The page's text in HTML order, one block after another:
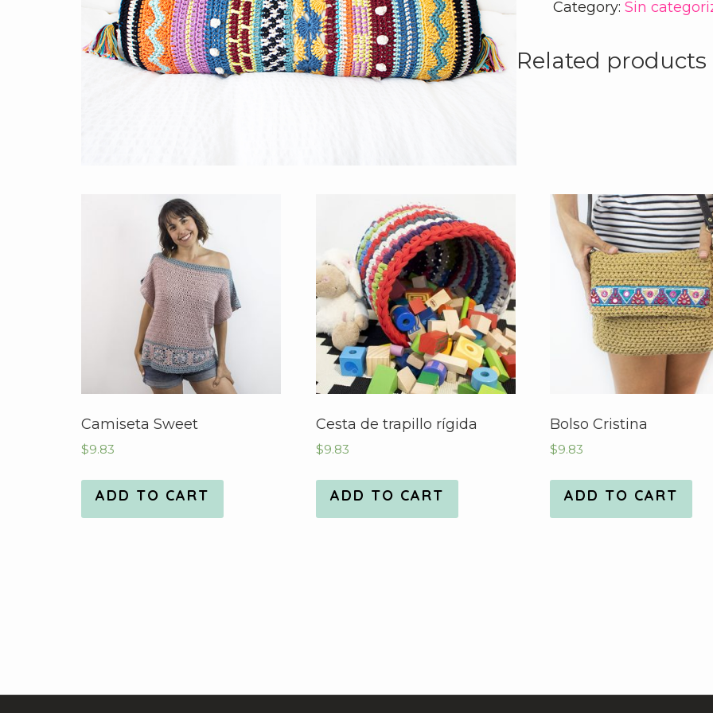
Category: Sin
Related products
Camiseta Sweet
$9.83
ADD TO CART
Cesta de trapillo rígida
$9.83
ADD TO CART
Bolso Cristina
$9.83
ADD TO CART